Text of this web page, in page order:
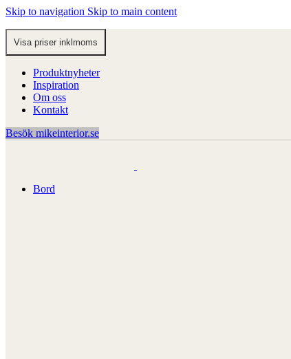
Skip to navigation Skip to main content
Produktnyheter
Inspiration
Om oss
Kontakt
Besök mikeinterior.se
Bord